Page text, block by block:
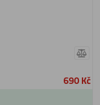
690 Kč